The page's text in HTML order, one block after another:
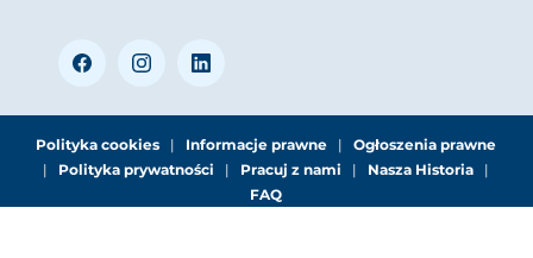
Polityka cookies | Informacje prawne |
Ogłoszenia prawne
|
Polityka prywatności | Pracuj z nami | Nasza Historia
|
FAQ